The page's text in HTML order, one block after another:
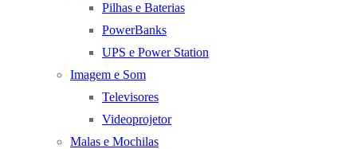
Pilhas e Baterias
PowerBanks
UPS e Power Station
Imagem e Som
Televisores
Videoprojetor
Malas e Mochilas